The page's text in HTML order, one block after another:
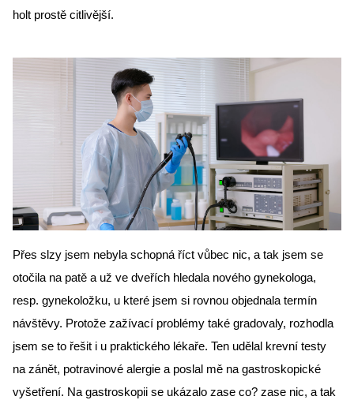
holt prostě citlivější.
Přes slzy jsem nebyla schopná říct vůbec nic, a tak jsem se
otočila na patě a už ve dveřích hledala nového gynekologa,
resp. gynekoložku, u které jsem si rovnou objednala termín
návštěvy. Protože zažívací problémy také gradovaly, rozhodla
jsem se to řešit i u praktického lékaře. Ten udělal krevní testy
na zánět, potravinové alergie a poslal mě na gastroskopické
vyšetření. Na gastroskopii se ukázalo zase co? zase nic, a tak